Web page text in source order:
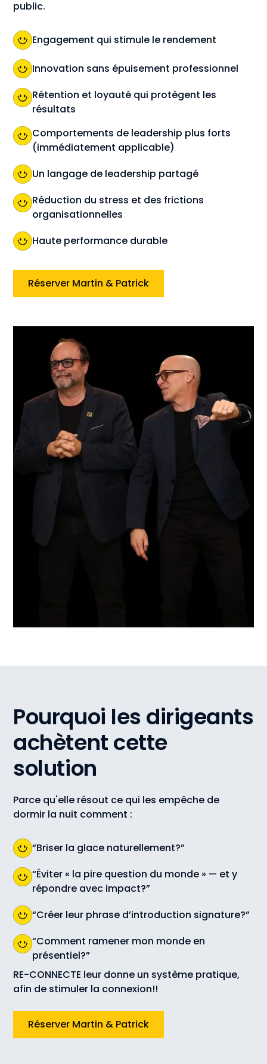
public.
Engagement qui stimule le rendement
Innovation sans épuisement professionnel
Rétention et loyauté qui protègent les
résultats
Comportements de leadership plus forts
(immédiatement applicable)
Un langage de leadership partagé
Réduction du stress et des frictions
organisationnelles
Haute performance durable
Réserver Martin & Patrick
Pourquoi les dirigeants
achètent cette
solution
Parce qu'elle résout ce qui les empêche de
dormir la nuit comment :
“Briser la glace naturellement?”
“Éviter « la pire question du monde » — et y
répondre avec impact?”
“Créer leur phrase d’introduction signature?”
“Comment ramener mon monde en
présentiel?”
RE-CONNECTE leur donne un système pratique,
afin de stimuler la connexion!!
Réserver Martin & Patrick